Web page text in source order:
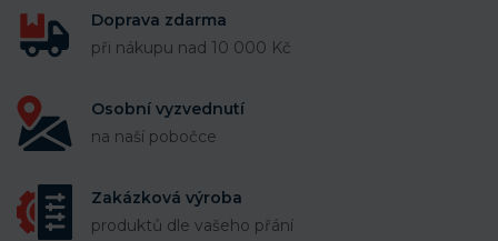
Doprava zdarma
při nákupu nad 10 000 Kč
Osobní vyzvednutí
na naší pobočce
Zakázková výroba
produktů dle vašeho přání